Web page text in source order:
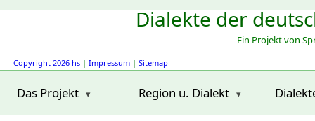
Dialekte der
Ein Projekt von
Copyright 2026 hs | Impressum | Sitemap
Das Projekt Region u. Dialekt